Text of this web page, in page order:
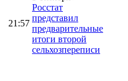
21:57
Росстат
представил
предварительные
итоги второй
сельхозпереписи